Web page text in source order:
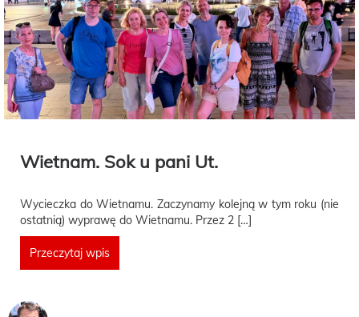
Wietnam. Sok u pani Ut.
Wycieczka do Wietnamu. Zaczynamy kolejną w tym roku (nie
ostatnią) wyprawę do Wietnamu. Przez 2 […]
Przeczytaj wpis